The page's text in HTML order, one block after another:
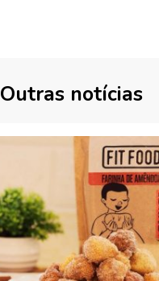
Outras notícias